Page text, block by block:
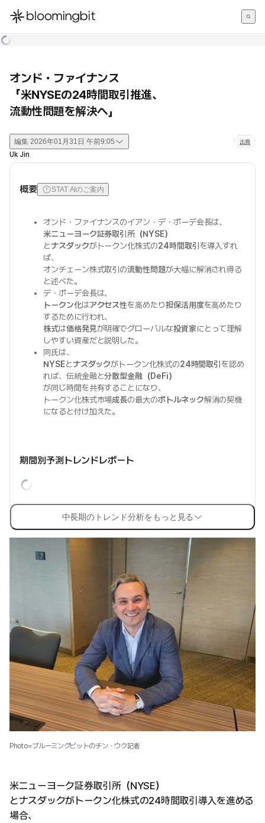
한국어
オンド・ファイナンス
「米NYSEの24時間取引推進、
流動性問題を解決へ」
編集 2026年01月31日 午前9:05 出典
Uk Jin
概要 STAT AIのご案内
オンド・ファイナンスのイアン・デ・ボーデ会長は、
米ニューヨーク証券取引所（NYSE）
とナスダックがトークン化株式の24時間取引 を導入すれ
ば、
オンチェーン株式取引の流動性問題が大幅に解消され得る
と述べた。
デ・ボーデ会長は、
トークン化はアクセス性を高めたり担保活用度を高めたり
するために行われ、
株式は価格発見が明確でグローバルな投資家にとって理解
しやすい資産だと説明した。
同氏は、
NYSEとナスダックがトークン化株式の24時間取引を認め
れば、伝統金融と分散型金融（DeFi）
が同じ時間を共有することになり、
トークン化株式市場成長の最大のボトルネック解消の契機
になると付け加えた。
期間別予測トレンドレポート
中長期のトレンド分析をもっと見る
Photo=ブルーミングビットのチン・ウク記者
米ニューヨーク証券取引所（NYSE）
とナスダックがトークン化株式の24時間取引導入を進める
場合、